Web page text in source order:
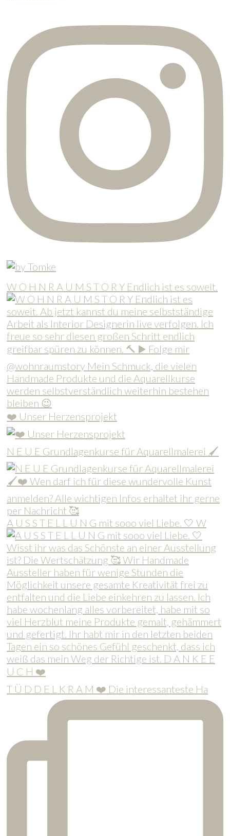
W O H N R A U M S T O R Y Endlich ist es soweit.
❤️ Unser Herzensprojekt
N E U E Grundlagenkurse für Aquarellmalerei 🖌
A U S S T E L L U N G mit sooo viel Liebe. 🤍 W
T Ü D D E L K R A M ❤️ Die interessanteste Ha